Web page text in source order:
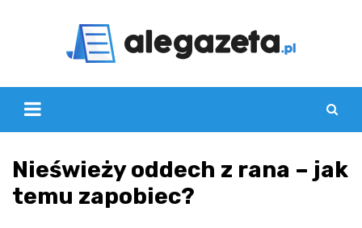
Nieświeży oddech z rana – jak
temu zapobiec?